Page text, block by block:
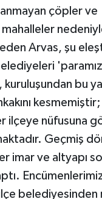
çöpler ve
Arvas, şu
kuruluşundan bu
ilçeye nüfusuna
Geçmiş
imar ve altyapı